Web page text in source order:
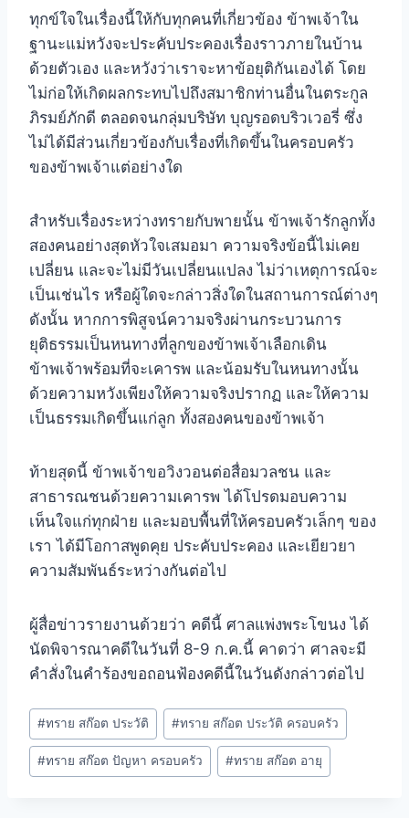
ทุกข์ใจในเรื่องนี้ให้กับทุกคนที่เกี่ยวข้อง ข้าพเจ้าใน
ฐานะแม่หวังจะประคับประคองเรื่องราวภายในบ้าน
ด้วยตัวเอง และหวังว่าเราจะหาข้อยุติกันเองได้ โดย
ไม่ก่อให้เกิดผลกระทบไปถึงสมาชิกท่านอื่นในตระกูล
ภิรมย์ภักดี ตลอดจนกลุ่มบริษัท บุญรอดบริวเวอรี่ ซึ่ง
ไม่ได้มีส่วนเกี่ยวข้องกับเรื่องที่เกิดขึ้นในครอบครัว
ของข้าพเจ้าแต่อย่างใด
สำหรับเรื่องระหว่างทรายกับพายนั้น ข้าพเจ้ารักลูกทั้ง
สองคนอย่างสุดหัวใจเสมอมา ความจริงข้อนี้ไม่เคย
เปลี่ยน และจะไม่มีวันเปลี่ยนแปลง ไม่ว่าเหตุการณ์จะ
เป็นเช่นไร หรือผู้ใดจะกล่าวสิ่งใดในสถานการณ์ต่างๆ
ดังนั้น หากการพิสูจน์ความจริงผ่านกระบวนการ
ยุติธรรมเป็นหนทางที่ลูกของข้าพเจ้าเลือกเดิน
ข้าพเจ้าพร้อมที่จะเคารพ และน้อมรับในหนทางนั้น
ด้วยความหวังเพียงให้ความจริงปรากฏ และให้ความ
เป็นธรรมเกิดขึ้นแก่ลูก ทั้งสองคนของข้าพเจ้า
ท้ายสุดนี้ ข้าพเจ้าขอวิงวอนต่อสื่อมวลชน และ
สาธารณชนด้วยความเคารพ ได้โปรดมอบความ
เห็นใจแก่ทุกฝ่าย และมอบพื้นที่ให้ครอบครัวเล็กๆ ของ
เรา ได้มีโอกาสพูดคุย ประคับประคอง และเยียวยา
ความสัมพันธ์ระหว่างกันต่อไป
ผู้สื่อข่าวรายงานด้วยว่า คดีนี้ ศาลแพ่งพระโขนง ได้
นัดพิจารณาคดีในวันที่ 8-9 ก.ค.นี้ คาดว่า ศาลจะมี
คำสั่งในคำร้องขอถอนฟ้องคดีนี้ในวันดังกล่าวต่อไป
#ทราย สก๊อต ประวัติ #ทราย สก๊อต ประวัติ ครอบครัว
#ทราย สก๊อต ปัญหา ครอบครัว #ทราย สก๊อต อายุ